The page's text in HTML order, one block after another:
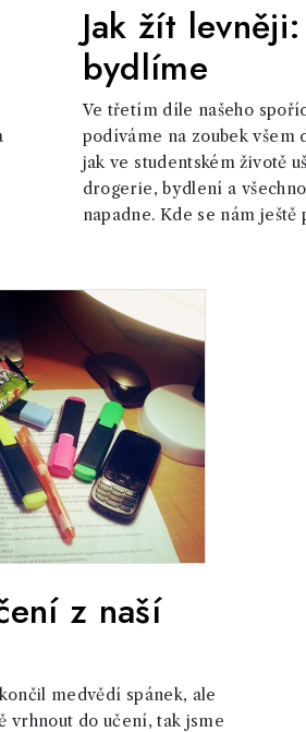
Jak žít
bydlíme
Ve třetím díle našeho
podíváme na zoubek všem
jak ve studentském životě
drogerie, bydlení a
napadne. Kde se nám
z naší
medvědí spánek, ale
vrhnout do učení, tak jsme